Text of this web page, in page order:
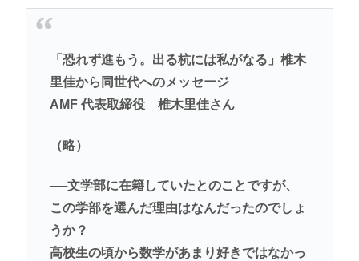
「恐れず進もう。出る杭には私がなる」椎木
里佳から同世代へのメッセージ
AMF 代表取締役 椎木里佳さん
（略）
──文学部に在籍していたとのことですが、
この学部を選んだ理由はなんだったのでしょ
うか？
高校生の頃から数学があまり好きではなかっ